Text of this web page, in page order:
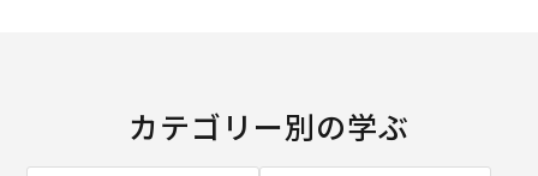
カテゴリー別の学ぶ